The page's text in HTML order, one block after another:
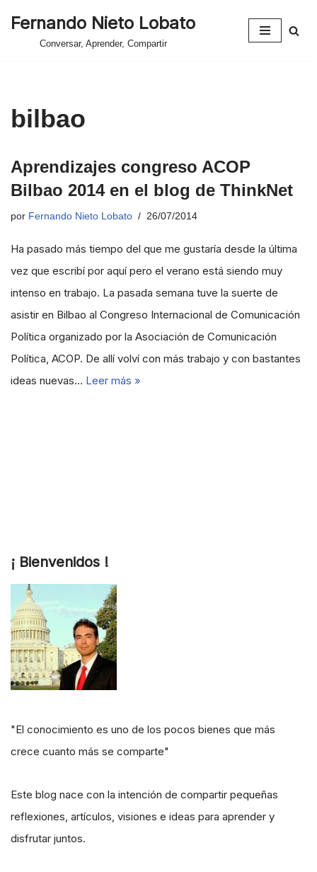
Fernando Nieto Lobato
Conversar, Aprender, Compartir
bilbao
Aprendizajes congreso ACOP
Bilbao 2014 en el blog de ThinkNet
por Fernando Nieto Lobato 26/07/2014
Ha pasado más tiempo del que me gustaría desde la última
vez que escribí por aquí pero el verano está siendo muy
intenso en trabajo. La pasada semana tuve la suerte de
asistir en Bilbao al Congreso Internacional de Comunicación
Política organizado por la Asociación de Comunicación
Política, ACOP. De allí volví con más trabajo y con bastantes
ideas nuevas… Leer más »
¡ Bienvenidos !
"El conocimiento es uno de los pocos bienes que más
crece cuanto más se comparte"
Este blog nace con la intención de compartir pequeñas
reflexiones, artículos, visiones e ideas para aprender y
disfrutar juntos.